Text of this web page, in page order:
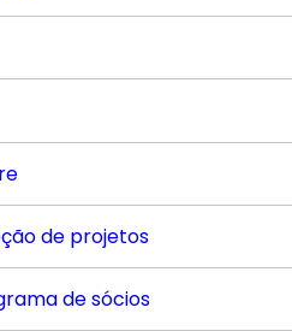
de projetos
de sócios